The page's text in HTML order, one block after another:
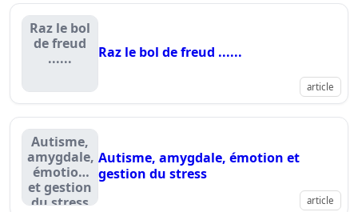
Raz le bol
de freud
......
Raz le bol de freud ......
article
Autisme,
amygdale,
émotion
et gestion
du stress
Autisme, amygdale, émotion et
gestion du stress
article